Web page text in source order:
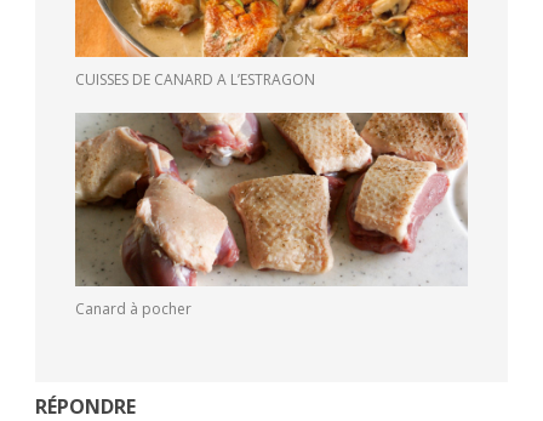
CUISSES DE CANARD A L’ESTRAGON
Canard à pocher
RÉPONDRE